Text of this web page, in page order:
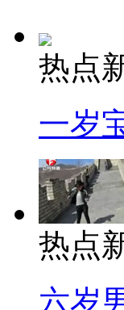
热点
一岁
热点
六岁